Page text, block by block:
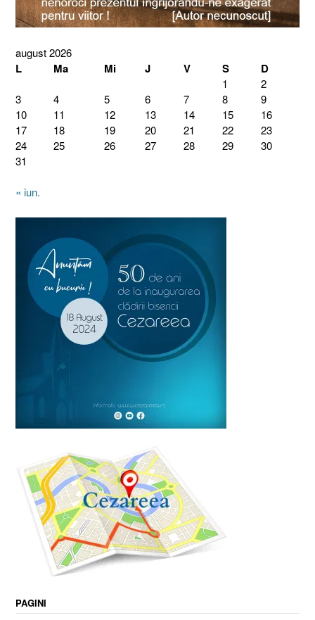
august 2026
L Ma Mi J V S D
1
2
3
4 5 6 7 8
9
10
11 12 13 14 15
16
17
18 19 20 21 22
23
24
25 26 27 28 29
30
31
« iun.
PAGINI